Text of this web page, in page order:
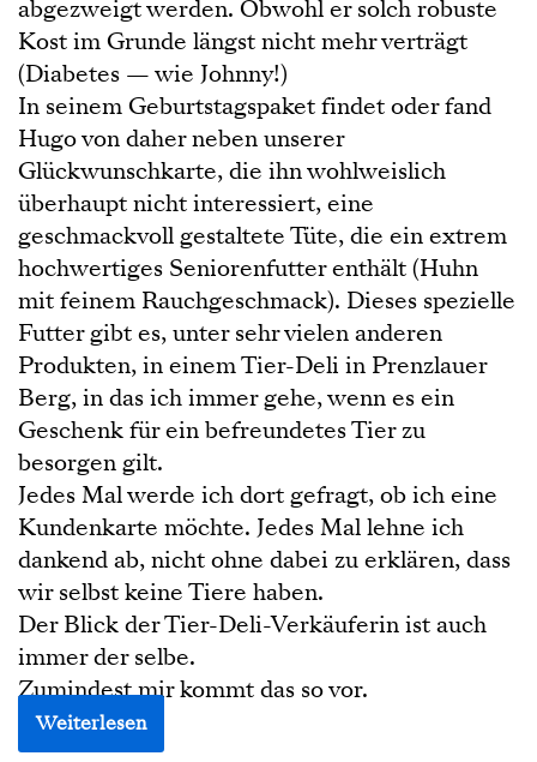
abgezweigt werden. Obwohl er solch robuste
Kost im Grunde längst nicht mehr verträgt
(Diabetes — wie Johnny!)
In seinem Geburtstagspaket findet oder fand
Hugo von daher neben unserer
Glückwunschkarte, die ihn wohlweislich
überhaupt nicht interessiert, eine
geschmackvoll gestaltete Tüte, die ein extrem
hochwertiges Seniorenfutter enthält (Huhn
mit feinem Rauchgeschmack). Dieses spezielle
Futter gibt es, unter sehr vielen anderen
Produkten, in einem Tier-Deli in Prenzlauer
Berg, in das ich immer gehe, wenn es ein
Geschenk für ein befreundetes Tier zu
besorgen gilt.
Jedes Mal werde ich dort gefragt, ob ich eine
Kundenkarte möchte. Jedes Mal lehne ich
dankend ab, nicht ohne dabei zu erklären, dass
wir selbst keine Tiere haben.
Der Blick der Tier-Deli-Verkäuferin ist auch
immer der selbe.
Zumindest mir kommt das so vor.
Weiterlesen